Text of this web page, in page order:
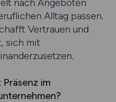
nach Angeboten
Alltag passen.
Vertrauen und
sich mit
im